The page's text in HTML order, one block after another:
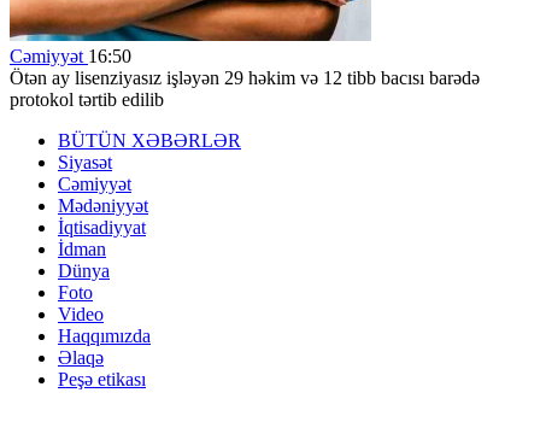
Cəmiyyət 16:50
Ötən ay lisenziyasız işləyən 29 həkim və 12 tibb bacısı barədə
protokol tərtib edilib
BÜTÜN XƏBƏRLƏR
Siyasət
Cəmiyyət
Mədəniyyət
İqtisadiyyat
İdman
Dünya
Foto
Video
Haqqımızda
Əlaqə
Peşə etikası